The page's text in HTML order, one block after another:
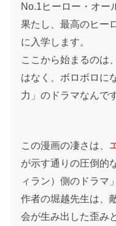
No.1ヒーロー・オー
果たし、最高のヒー
に入学します。
ここから始まるのは
はなく、ボロボロに
力」のドラマなんです
この漫画の凄さは、
が示す通りの圧倒的
ィラン）側のドラマ
作者の堀越先生は、
会が生み出した歪み